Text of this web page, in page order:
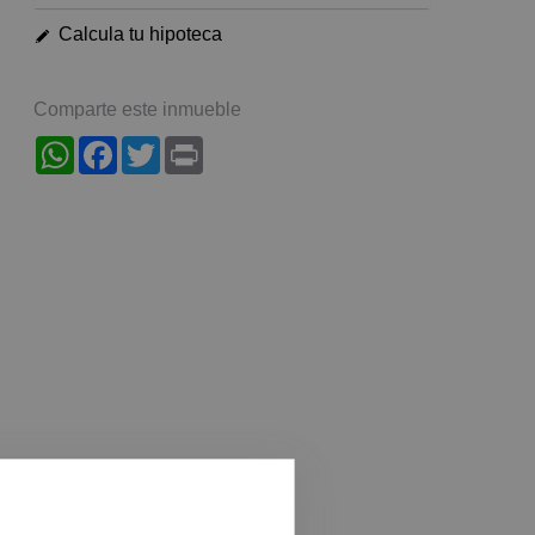
Calcula tu hipoteca
Comparte este inmueble
WhatsAppFacebook
Twitter